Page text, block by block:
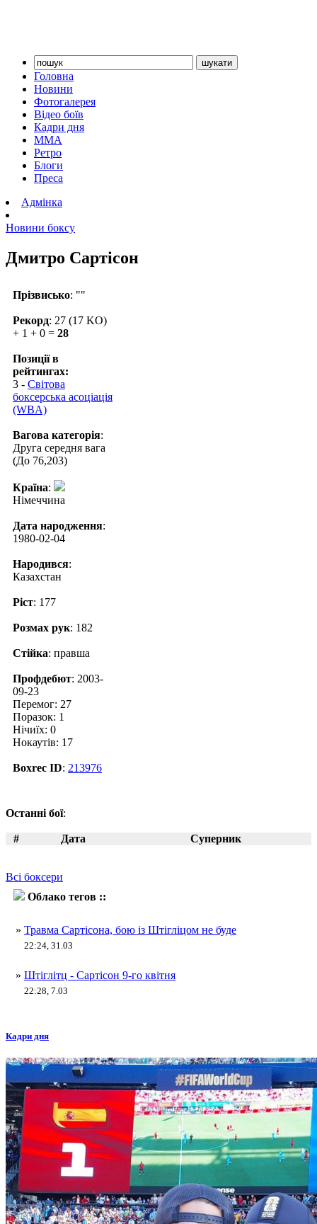
Головна
Новини
Фотогалерея
Відео боїв
Кадри дня
ММА
Ретро
Блоги
Преса
Адмінка
Новини боксу
Дмитро Сартісон
Прізвисько: ""
Рекорд: 27 (17 KO)
+ 1 + 0 = 28
Позиції в
рейтингах:
3 - Світова
боксерська асоціація
(WBA)
Вагова категорія:
Друга середня вага
(До 76,203)
Країна:
Німеччина
Дата народження:
1980-02-04
Народився:
Казахстан
Ріст: 177
Розмах рук: 182
Стійка: правша
Профдебют: 2003-
09-23
Перемог: 27
Поразок: 1
Нічиїх: 0
Нокаутів: 17
Boxrec ID: 213976
Останні бої:
# Дата Суперник
Всі боксери
Облако тегов ::
» Травма Сартісона, бою із Штігліцом не буде
22:24, 31.03
» Штіглітц - Сартісон 9-го квітня
22:28, 7.03
Кадри дня